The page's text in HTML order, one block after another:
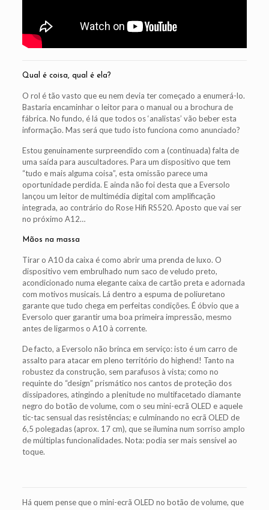
Qual é coisa, qual é ela?
O rol é tão vasto que eu nem devia ter começado a enumerá-lo.
Bastaria encaminhar o leitor para o manual ou a brochura de
fábrica. No fundo, é lá que todos os ‘analistas’ vão beber esta
informação. Mas será que tudo isto funciona como anunciado?
Estou genuinamente surpreendido com a (continuada) falta de
uma saída para auscultadores. Para um dispositivo que tem
“tudo e mais alguma coisa”, esta omissão parece uma
oportunidade perdida. E ainda não foi desta que a Eversolo
lançou um leitor de multimédia digital com amplificação
integrada, ao contrário do Rose Hifi RS520. Aposto que vai ser
no próximo A12…
Mãos na massa
Tirar o A10 da caixa é como abrir uma prenda de luxo. O
dispositivo vem embrulhado num saco de veludo preto,
acondicionado numa elegante caixa de cartão preta e adornada
com motivos musicais. Lá dentro a espuma de poliuretano
garante que tudo chega em perfeitas condições. É óbvio que a
Eversolo quer garantir uma boa primeira impressão, mesmo
antes de ligarmos o A10 à corrente.
De facto, a Eversolo não brinca em serviço: isto é um carro de
assalto para atacar em pleno território do highend! Tanto na
robustez da construção, sem parafusos à vista; como no
requinte do “design” prismático nos cantos de proteção dos
dissipadores, atingindo a plenitude no multifacetado diamante
negro do botão de volume, com o seu mini-ecrã OLED e aquele
tic-tac sensual das resistências; e culminando no ecrã OLED de
6,5 polegadas (aprox. 17 cm), que se ilumina num sorriso amplo
de múltiplas funcionalidades. Nota: podia ser mais sensível ao
toque.
Há quem pense que o mini-ecrã OLED no botão de volume, que